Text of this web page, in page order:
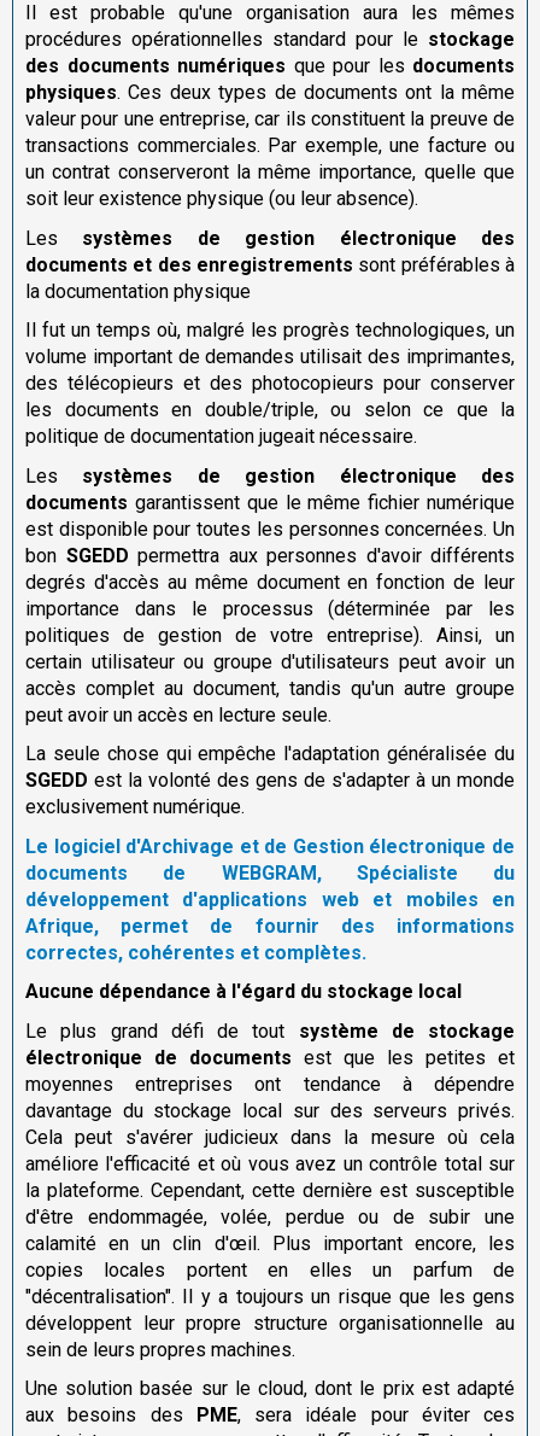
Il est probable qu'une organisation aura les mêmes
procédures opérationnelles standard pour le stockage
des documents numériques que pour les documents
physiques. Ces deux types de documents ont la même
valeur pour une entreprise, car ils constituent la preuve de
transactions commerciales. Par exemple, une facture ou
un contrat conserveront la même importance, quelle que
soit leur existence physique (ou leur absence).
Les systèmes de gestion électronique des
documents et des enregistrements sont préférables à
la documentation physique
Il fut un temps où, malgré les progrès technologiques, un
volume important de demandes utilisait des imprimantes,
des télécopieurs et des photocopieurs pour conserver
les documents en double/triple, ou selon ce que la
politique de documentation jugeait nécessaire.
Les systèmes de gestion électronique des
documents garantissent que le même fichier numérique
est disponible pour toutes les personnes concernées. Un
bon SGEDD permettra aux personnes d'avoir différents
degrés d'accès au même document en fonction de leur
importance dans le processus (déterminée par les
politiques de gestion de votre entreprise). Ainsi, un
certain utilisateur ou groupe d'utilisateurs peut avoir un
accès complet au document, tandis qu'un autre groupe
peut avoir un accès en lecture seule.
La seule chose qui empêche l'adaptation généralisée du
SGEDD est la volonté des gens de s'adapter à un monde
exclusivement numérique.
Le logiciel d'Archivage et de Gestion électronique de
documents de WEBGRAM, Spécialiste du
développement d'applications web et mobiles en
Afrique, permet de fournir des informations
correctes, cohérentes et complètes.
Aucune dépendance à l'égard du stockage local
Le plus grand défi de tout système de stockage
électronique de documents est que les petites et
moyennes entreprises ont tendance à dépendre
davantage du stockage local sur des serveurs privés.
Cela peut s'avérer judicieux dans la mesure où cela
améliore l'efficacité et où vous avez un contrôle total sur
la plateforme. Cependant, cette dernière est susceptible
d'être endommagée, volée, perdue ou de subir une
calamité en un clin d'œil. Plus important encore, les
copies locales portent en elles un parfum de
"décentralisation". Il y a toujours un risque que les gens
développent leur propre structure organisationnelle au
sein de leurs propres machines.
Une solution basée sur le cloud, dont le prix est adapté
aux besoins des PME, sera idéale pour éviter ces